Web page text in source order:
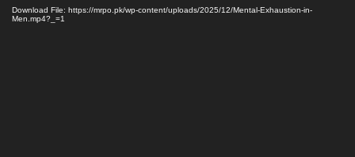
Download File: https://mrpo.pk/wp-content/uploads/2025/12/Mental-Exhaustion-in-
Men.mp4?_=1